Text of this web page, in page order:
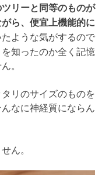
リーと同等のものが
ら、便宜上機能的に
たような気がするので
知ったのか全く記憶
。
リのサイズのものを
なに神経質にならん
ん。